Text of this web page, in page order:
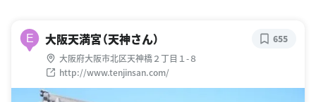
E 大阪天満宮（天神さん）
大阪府大阪市北区天神橋２丁目１-８
http://www.tenjinsan.com/
655